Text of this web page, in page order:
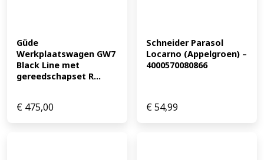
Güde
Werkplaatswagen GW7
Black Line met
gereedschapset R...
€ 475,00
Schneider Parasol
Locarno (Appelgroen) –
4000570080866
€54,99